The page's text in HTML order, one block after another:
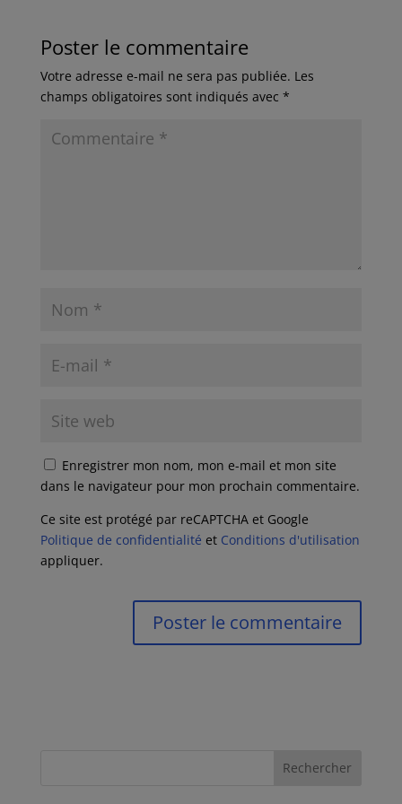
Poster le commentaire
Votre adresse e-mail ne sera pas publiée. Les
champs obligatoires sont indiqués avec *
Enregistrer mon nom, mon e-mail et mon site
dans le navigateur pour mon prochain commentaire.
Ce site est protégé par reCAPTCHA et Google
Politique de confidentialité et Conditions d'utilisation
appliquer.